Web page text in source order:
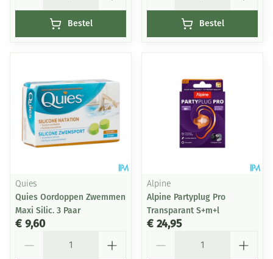
Bestel Bestel
Quies
Quies Oordoppen Zwemmen
Maxi Silic. 3 Paar
€ 9,60
Alpine
Alpine Partyplug Pro
Transparant S+m+l
€ 24,95